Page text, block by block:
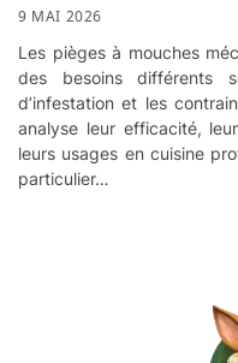
9 MAI 2026
Les pièges à mouches
des besoins différents
d’infestation et les
analyse leur efficacité,
leurs usages en cuisine
particulier…